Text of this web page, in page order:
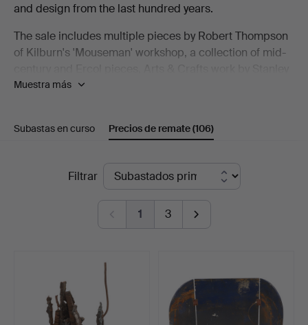
and design from the last hundred years.
The sale includes multiple pieces by Robert Thompson
of Kilburn's 'Mouseman' workshop, a collection of mid-
Webb Davies and Art Deco design. As well as furniture
Goldscheider Vienna figure.
The auction also includes a strong studio pottery
collection, with works by Richard Batterham, Rupert
others, alongside sculptures by Ralph Brown RA,
Sophie Ryder, Guy Taplin and Sokari Douglas Camp.
Duncan Grant, Josef Herman, Roger de Grey RA and
Richard Bawden among the highlights.
Muestra más
Subastas en curso Precios de remate(106)
Filtrar
1 3